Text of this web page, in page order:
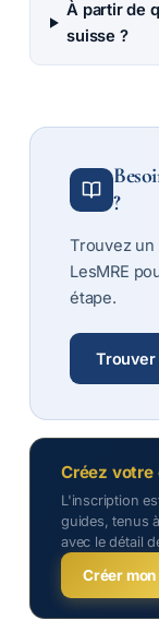
À partir de
suisse ?
?
Trouvez
LesMRE
étape.
Créez
L'inscription
guides, tenus
avec le détail
Créer